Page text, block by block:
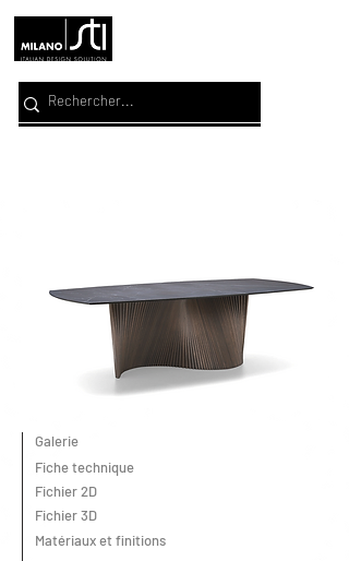
Galerie
Fiche technique
Fichier 2D
Fichier 3D
Matériaux et finitions